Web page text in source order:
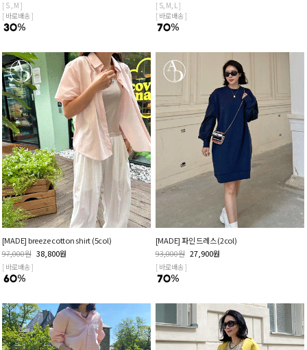
[ S , M ]
[ 바로배송 ]
[ S, M, L ]
[ 바로배송 ]
[MADE] breeze cotton shirt (5col)
97,000원 38,800원
[ 바로배송 ]
[MADE] 파인 드레스 (2col)
93,000원 27,900원
[ 바로배송 ]